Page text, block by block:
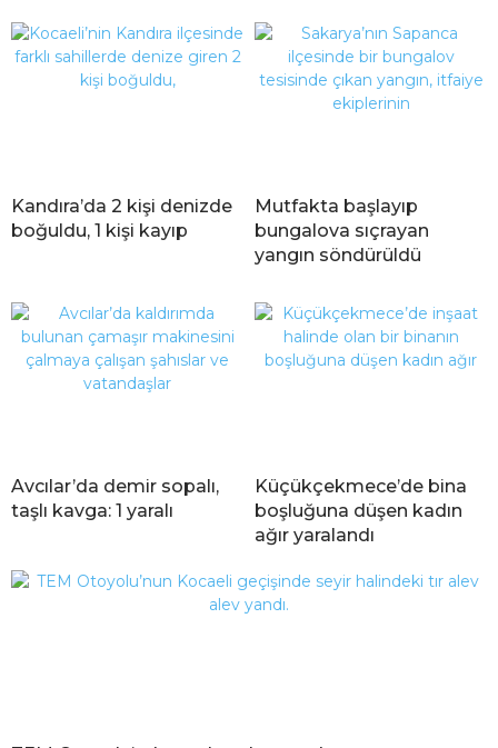
Kandıra’da 2 kişi denizde
boğuldu, 1 kişi kayıp
Mutfakta başlayıp
bungalova sıçrayan
yangın söndürüldü
Avcılar’da demir sopalı,
taşlı kavga: 1 yaralı
Küçükçekmece’de bina
boşluğuna düşen kadın
ağır yaralandı